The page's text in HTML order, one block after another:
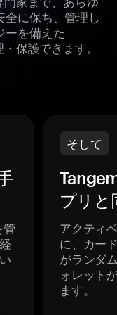
全に保ち、管理し
ーを備えた
保護できます。
管
そして
プリと
アクティ
に、カー
がランダ
ォレット
ます。